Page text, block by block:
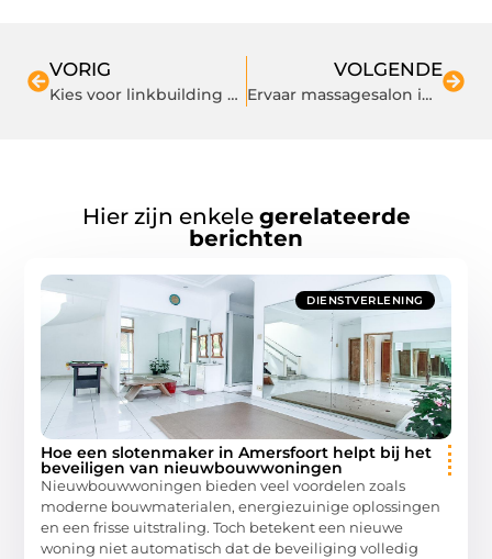
VORIG
Kies voor linkbuilding kopen
VOLGENDE
Ervaar massagesalon in het mooie Bussum
Hier zijn enkele gerelateerde
berichten
DIENSTVERLENING
Hoe een slotenmaker in Amersfoort helpt bij het
beveiligen van nieuwbouwwoningen
Nieuwbouwwoningen bieden veel voordelen zoals
moderne bouwmaterialen, energiezuinige oplossingen
en een frisse uitstraling. Toch betekent een nieuwe
woning niet automatisch dat de beveiliging volledig